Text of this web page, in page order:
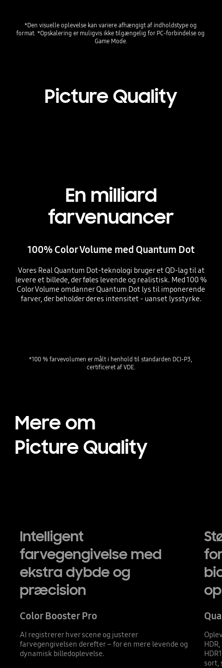
*Den visuelle oplevelse kan variere afhængigt af indholdstype og
format. *Opskalering er muligvis ikke tilgængelig for PC-forbindelse og
Game Mode.
Picture Quality
En milliard
farvenuancer
100% Color Volume med Quantum Dot
Vores Real Quantum Dot-teknologi bruger et QD-lag til at
levere et billede, der føles levende og realistisk. Med 100 %
Color Volume omdanner Quantum Dot lys til imponerende
farver, der beholder deres intensitet - uanset lysstyrke.
*100 % farvevolumen er målt i henhold til standarden DCI-P3,
certificeret af VDE.
Mere om
Picture Quality
Intelligent
farvegengivelse med
ekstra dybde og
præcision
Color Booster Pro
AI registrerer hver scene og justerer
farvegengivelsen derefter – for en mere levende og
dynamisk billedoplevelse.
sort,